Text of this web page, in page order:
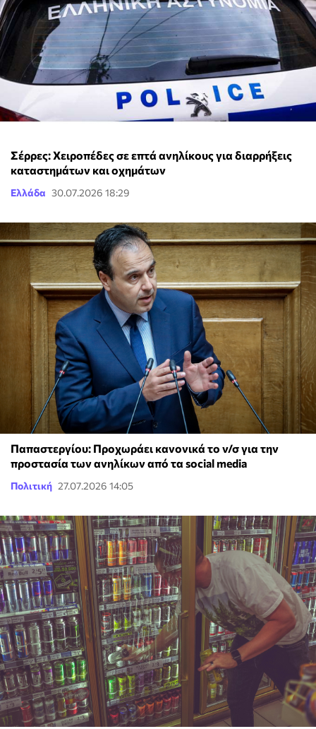
Σέρρες: Χειροπέδες σε επτά ανηλίκους για διαρρήξεις
καταστημάτων και οχημάτων
Ελλάδα 30.07.2026 18:29
Παπαστεργίου: Προχωράει κανονικά το ν/σ για την
προστασία των ανηλίκων από τα social media
Πολιτική 27.07.2026 14:05